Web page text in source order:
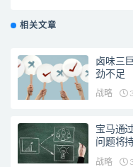
相关文章
卤味三
劲不足
战略
宝马通
问题将
战略